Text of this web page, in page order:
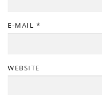
E-MAIL *
WEBSITE